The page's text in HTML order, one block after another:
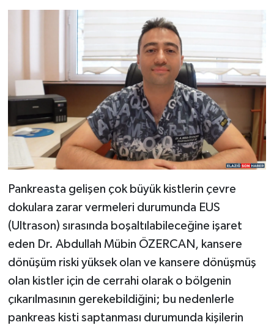
Pankreasta gelişen çok büyük kistlerin çevre
dokulara zarar vermeleri durumunda EUS
(Ultrason) sırasında boşaltılabileceğine işaret
eden Dr. Abdullah Mübin ÖZERCAN, kansere
dönüşüm riski yüksek olan ve kansere dönüşmüş
olan kistler için de cerrahi olarak o bölgenin
çıkarılmasının gerekebildiğini; bu nedenlerle
pankreas kisti saptanması durumunda kişilerin